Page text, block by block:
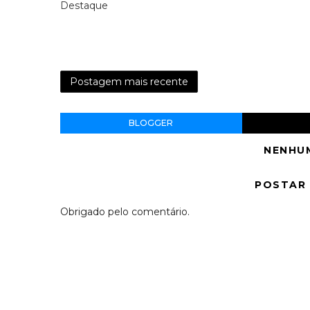
Destaque
Postagem mais recente
BLOGGER
POSTAR
Obrigado pelo comentário.